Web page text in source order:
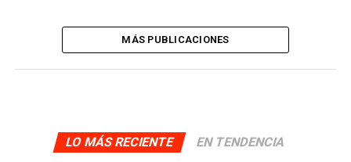
MÁS PUBLICACIONES
LO MÁS RECIENTE EN TENDENCIA